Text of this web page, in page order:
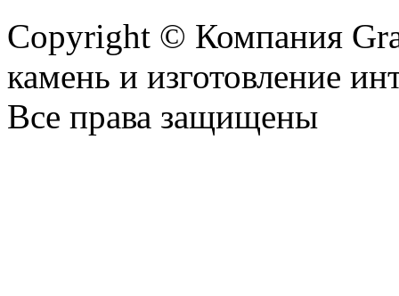
Copyright © Компания
камень и изготовление
Все права защищены